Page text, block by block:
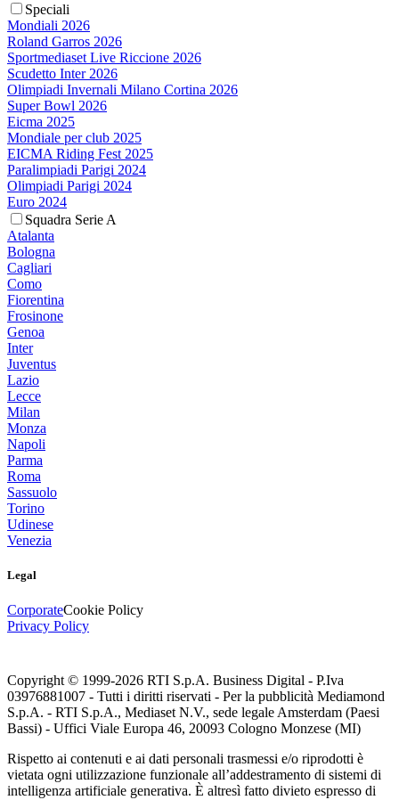
Speciali
Mondiali 2026
Roland Garros 2026
Sportmediaset Live Riccione 2026
Scudetto Inter 2026
Olimpiadi Invernali Milano Cortina 2026
Super Bowl 2026
Eicma 2025
Mondiale per club 2025
EICMA Riding Fest 2025
Paralimpiadi Parigi 2024
Olimpiadi Parigi 2024
Euro 2024
Squadra Serie A
Atalanta
Bologna
Cagliari
Como
Fiorentina
Frosinone
Genoa
Inter
Juventus
Lazio
Lecce
Milan
Monza
Napoli
Parma
Roma
Sassuolo
Torino
Udinese
Venezia
Legal
CorporateCookie Policy
Privacy Policy
Copyright © 1999-2026 RTI S.p.A. Business Digital - P.Iva
03976881007 - Tutti i diritti riservati - Per la pubblicità Mediamond
S.p.A. - RTI S.p.A., Mediaset N.V., sede legale Amsterdam (Paesi
Bassi) - Uffici Viale Europa 46, 20093 Cologno Monzese (MI)
Rispetto ai contenuti e ai dati personali trasmessi e/o riprodotti è
vietata ogni utilizzazione funzionale all’addestramento di sistemi di
intelligenza artificiale generativa. È altresì fatto divieto espresso di